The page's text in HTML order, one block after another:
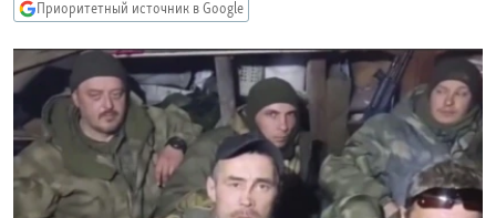
поиску
СЕВЕР.РЕАЛИИ
СИБИРЬ.РЕАЛИИ
РАСПИСАНИЕ ВЕЩАНИЯ
ПОДПИШИТЕСЬ НА РАССЫЛКУ
СОЦИАЛЬНЫЕ СЕТИ
Приоритетный источник в Google